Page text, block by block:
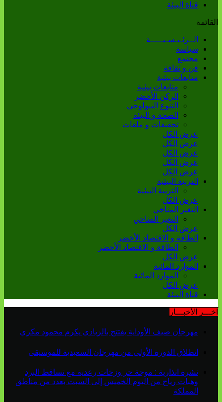
قناة البيئة
القائمة
الــرئـيـسـيـــــة
سياسة
مجتمع
فن و ثقافة
متابعات بيئية
متابعات بيئية
الركن الأخضر
التنوع البيولوجي
الصحة و البيئة
تحقيقات و ملفات
عرض الكل
عرض الكل
عرض الكل
عرض الكل
عرض الكل
التربية البيئية
التربية البيئية
عرض الكل
التغير المناخي
التغير المناخي
عرض الكل
الطاقة و الاقتصاد الأخضر
الطاقة و الاقتصاد الأخضر
عرض الكل
الموارد المائية
الموارد المائية
عرض الكل
قناة البيئة
آخـــر الأخبـــار
مهرجان صيف الأوداية يفتتح بالزبادي يكرم محمود مكري
انطلاق الدورة الأولى من مهرجان السعيدية للموسيقى
نشرة انذارية : موجة حر وزخات رعدية مع تساقط البرد
وهبات رياح من اليوم الخميس إلى السبت بعدد من مناطق
المملكة